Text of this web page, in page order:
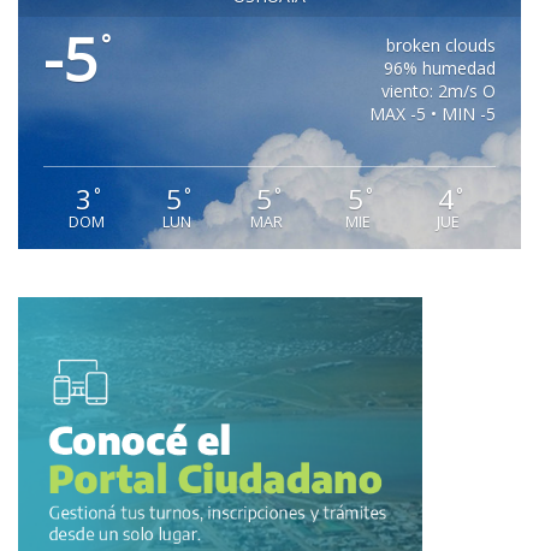
-5°
broken clouds
96% humedad
viento: 2m/s O
MAX -5 • MIN -5
3 °
DOM
5 °
LUN
5°
MAR
5 °
MIE
4°
JUE